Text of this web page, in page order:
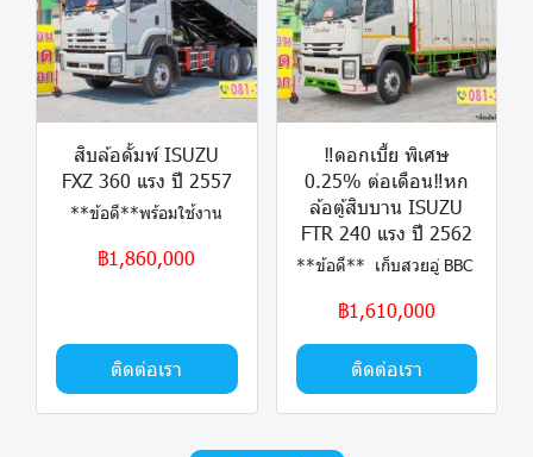
สิบล้อดั้มพ์ ISUZU
FXZ 360 แรง ปี 2557
**ข้อดี**พร้อมใช้งาน
฿1,860,000
ติดต่อเรา
‼️ดอกเบี้ย พิเศษ
0.25% ต่อเดือน‼️หก
ล้อตู้สิบบาน ISUZU
FTR 240 แรง ปี 2562
**ข้อดี** เก็บสวยอู่ BBC
฿1,610,000
ติดต่อเรา